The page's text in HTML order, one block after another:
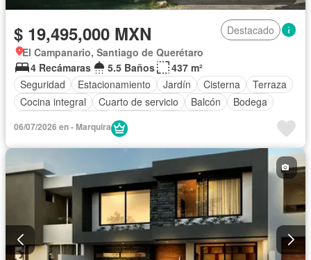
$ 19,495,000 MXN
Destacado
El Campanario, Santiago de Querétaro
4 Recámaras
5.5 Baños
437 m²
Seguridad
Estacionamiento Jardín Cisterna
Terraza
Cocina integral
Cuarto de servicio Balcón
Bodega
Asador
Caseta de vigilancia
06/07/2026 en - Marquira